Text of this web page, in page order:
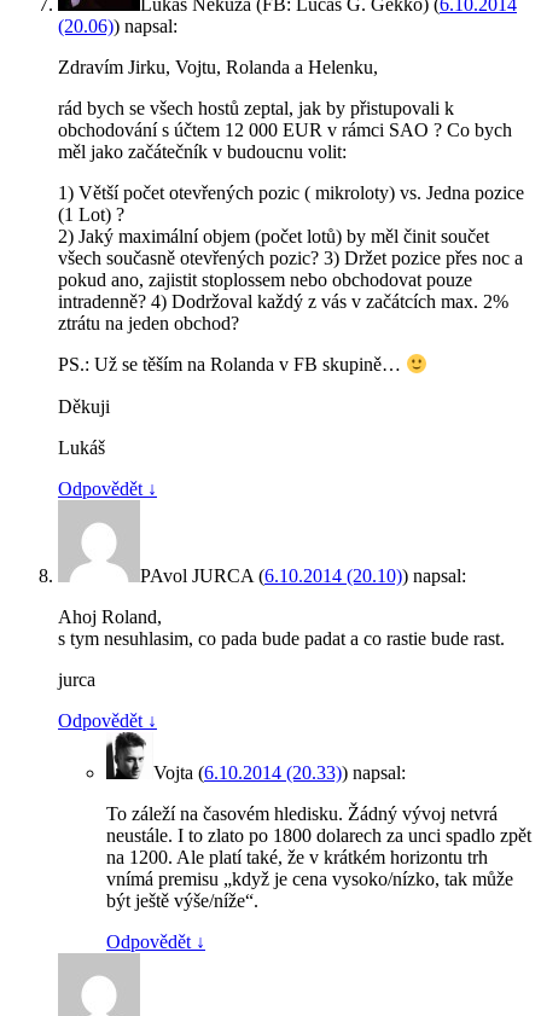
Lukáš Nekuža (FB: Lucas G. Gekko) (6.10.2014
(20.06)) napsal:
Zdravím Jirku, Vojtu, Rolanda a Helenku,
rád bych se všech hostů zeptal, jak by přistupovali k
obchodování s účtem 12 000 EUR v rámci SAO ? Co bych
měl jako začátečník v budoucnu volit:
1) Větší počet otevřených pozic ( mikroloty) vs. Jedna pozice
(1 Lot) ?
2) Jaký maximální objem (počet lotů) by měl činit součet
všech současně otevřených pozic? 3) Držet pozice přes noc a
pokud ano, zajistit stoplossem nebo obchodovat pouze
intradenně? 4) Dodržoval každý z vás v začátcích max. 2%
ztrátu na jeden obchod?
PS.: Už se těším na Rolanda v FB skupině…
Děkuji
Lukáš
Odpovědět ↓
PAvol JURCA (6.10.2014 (20.10)) napsal:
Ahoj Roland,
s tym nesuhlasim, co pada bude padat a co rastie bude rast.
jurca
Odpovědět ↓
Vojta (6.10.2014 (20.33)) napsal:
To záleží na časovém hledisku. Žádný vývoj netvrá
neustále. I to zlato po 1800 dolarech za unci spadlo zpět
na 1200. Ale platí také, že v krátkém horizontu trh
vnímá premisu „když je cena vysoko/nízko, tak může
být ještě výše/níže“.
Odpovědět ↓